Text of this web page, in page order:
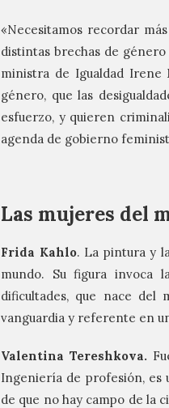
«Necesitamos recordar
distintas brechas de
ministra de Igualdad
género, que las
esfuerzo, y quieren
agenda de gobierno
Las mujeres del
Frida Kahlo. La pintura y
mundo. Su figura invoca
dificultades, que nace del
vanguardia y referente en
Valentina Tereshkova.
Ingeniería de profesión, es
de que no hay campo de la